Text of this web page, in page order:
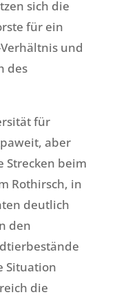
sich die
für ein
und
des
für
aber
Strecken beim
Rothirsch, in
deutlich
den
Situation
die